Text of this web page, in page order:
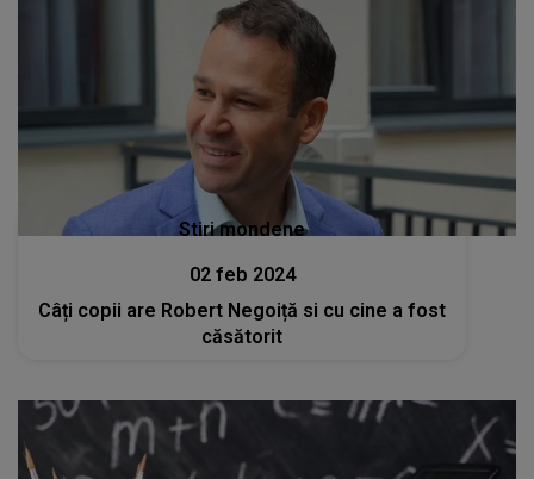
Stiri mondene
02 feb 2024
Câți copii are Robert Negoiță si cu cine a fost
căsătorit